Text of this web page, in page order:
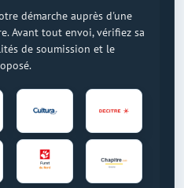
démarche auprès d'une
Avant tout envoi, vérifiez sa
de soumission et le